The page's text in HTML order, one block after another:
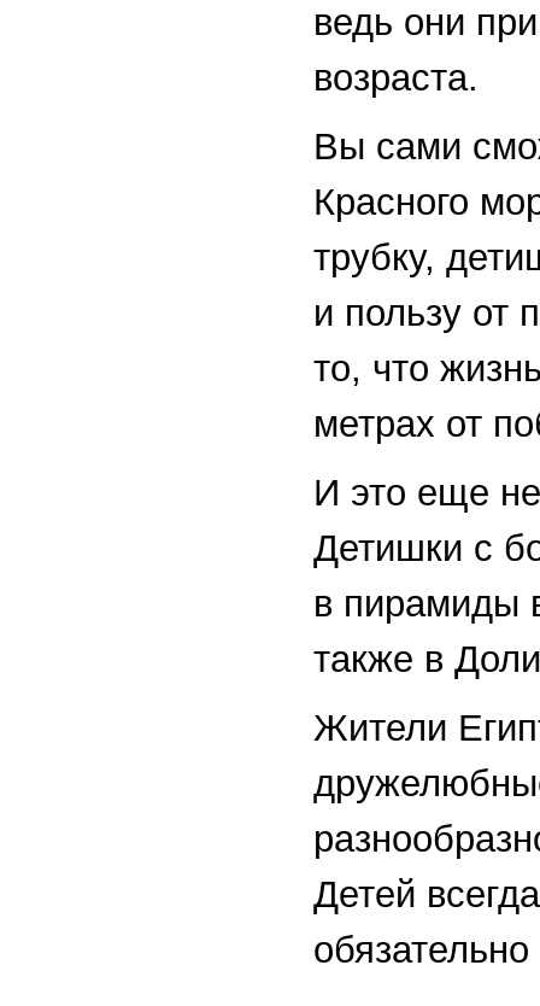
ведь они
возраста.
Вы сами
Красного
трубку,
и пользу от
то, что
метрах от
И это еще
Детишки с
в пирамиды
также в
Жители
Детей